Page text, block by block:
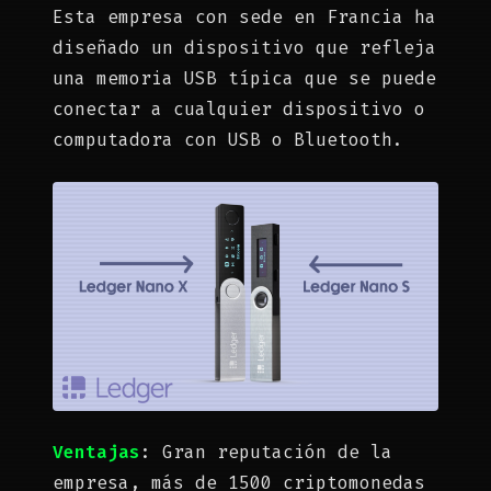
Esta empresa con sede en Francia ha
diseñado un dispositivo que refleja
una memoria USB típica que se puede
conectar a cualquier dispositivo o
computadora con USB o Bluetooth.
Ventajas : Gran reputación de la
empresa, más de 1500 criptomonedas